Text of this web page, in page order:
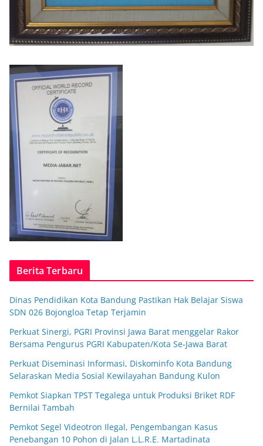
Berita Terbaru
Dinas Pendidikan Kota Bandung Pastikan Hak Belajar Siswa
SDN 026 Bojongloa Tetap Terjamin
Perkuat Sinergi, PGRI Provinsi Jawa Barat menggelar Rakor
Bersama Pengurus PGRI Kabupaten/Kota Se-Jawa Barat
Perkuat Diseminasi Informasi, Diskominfo Kota Bandung
Selaraskan Media Sosial Kewilayahan Bandung Kulon
Pemkot Siapkan TPST Tegalega untuk Produksi Briket RDF
Bernilai Tambah
Pemkot Segel Videotron Ilegal, Pengembangan Kasus
Penebangan 10 Pohon di Jalan L.L.R.E. Martadinata